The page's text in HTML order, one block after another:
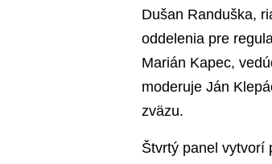
Dušan Randuška,
oddelenia pre
Marián Kapec,
moderuje Ján
zväzu.
Štvrtý panel vytvorí